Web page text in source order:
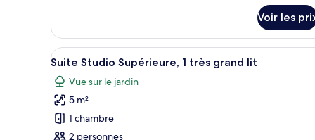
r
s
type
de
chambre
Simple
Deluxe
Voir les
Afficher
toutes
les
photos
pour
ce
Une chambre d’hôtel bien
5
Suite Studio Supérieure, 1 très grand lit
Vue sur le jardin
5 m²
1 chambre
2 personnes